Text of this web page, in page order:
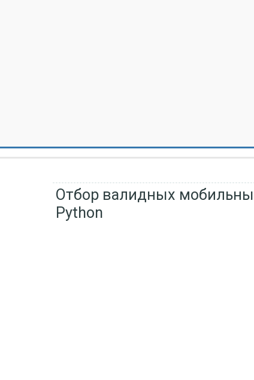
Отбор валидных
Python